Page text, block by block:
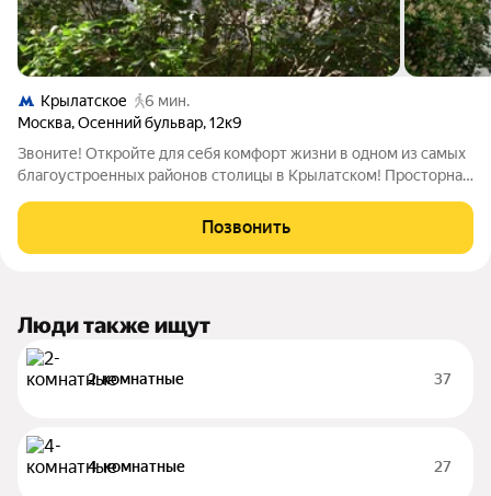
Крылатское
6 мин.
Москва,Осенний бульвар,12к9
Звоните! Откройте для себя комфорт жизни в одном из самых
благоустроенных районов столицы в Крылатском! Просторная
жильё по своему
Позвонить
Люди также ищут
2-комнатные 37
4-комнатные 27